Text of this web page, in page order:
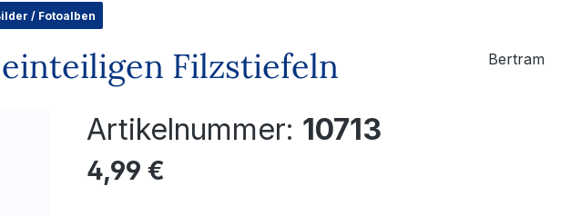
/ Fotoalben
Filzstiefeln Bertram
Artikelnummer: 10713
Regulärer Preis:
4,99 €